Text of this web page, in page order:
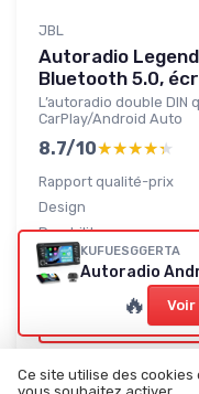
JBL
Autoradio
Bluetooth 5.0,
L’autoradio double
CarPlay/Android Auto
8.7/10★★★★★
★★★★★
Rapport qualité-prix
Design
Durabilite
Performance
Lire le
KUFUESGGERTA
🔥
Ce site utilise des